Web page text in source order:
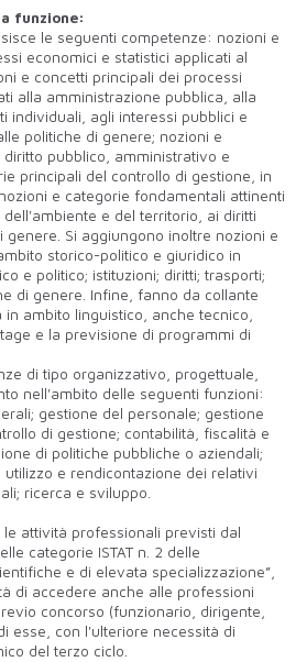
funzione:
le seguenti competenze: nozioni e
economici e statistici applicati al
e concetti principali dei processi
alla amministrazione pubblica, alla
individuali, agli interessi pubblici e
politiche di genere; nozioni e
pubblico, amministrativo e
principali del controllo di gestione, in
e categorie fondamentali attinenti
e del territorio, ai diritti
genere. Si aggiungono inoltre nozioni e
storico-politico e giuridico in
e politico; istituzioni; diritti; trasporti;
di genere. Infine, fanno da collante
ambito linguistico, anche tecnico,
e la previsione di programmi di
di tipo organizzativo, progettuale,
nell'ambito delle seguenti funzioni:
gestione del personale; gestione
di gestione; contabilità, fiscalità e
di politiche pubbliche o aziendali;
e rendicontazione dei relativi
ricerca e sviluppo.
le attività professionali previsti dal
categorie ISTAT n. 2 delle
e di elevata specializzazione”,
di accedere anche alle professioni
concorso (funzionario, dirigente,
esse, con l'ulteriore necessità di
del terzo ciclo.